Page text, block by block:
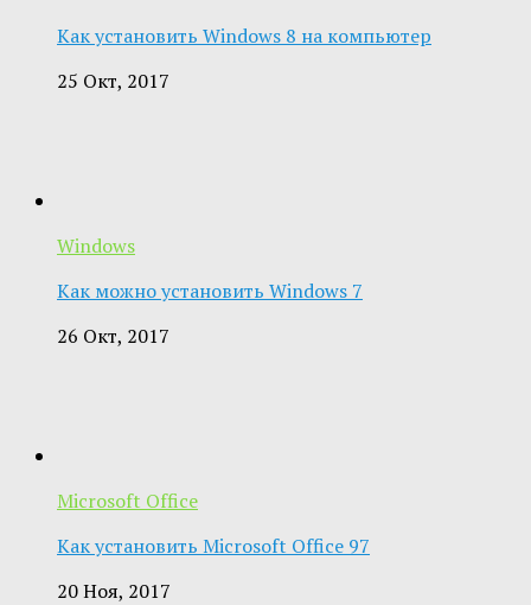
Как установить Windows 8 на компьютер
25 Окт, 2017
Windows
Как можно установить Windows 7
26 Окт, 2017
Microsoft Office
Как установить Microsoft Office 97
20 Ноя, 2017